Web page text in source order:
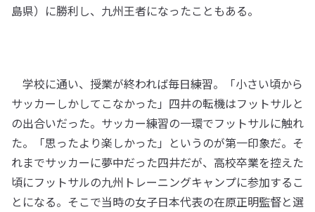
島県）に勝利し、九州王者になったこともある。
学校に通い、授業が終われば毎日練習。「小さい頃から
サッカーしかしてこなかった」四井の転機はフットサルと
の出合いだった。サッカー練習の一環でフットサルに触れ
た。「思ったより楽しかった」というのが第一印象だ。そ
れまでサッカーに夢中だった四井だが、高校卒業を控えた
頃にフットサルの九州トレーニングキャンプに参加するこ
とになる。そこで当時の女子日本代表の在原正明監督と選